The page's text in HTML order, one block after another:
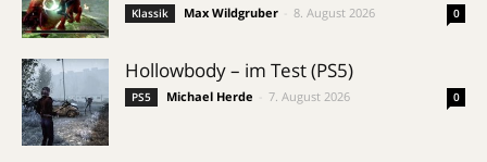
Klassik Max Wildgruber 8. August 2026 0
Hollowbody – im Test (PS5)
PS5 Michael Herde 7. August 2026 0